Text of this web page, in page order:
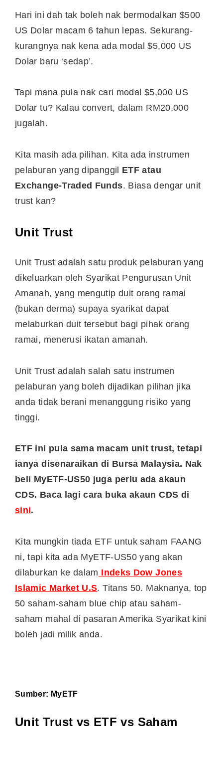
Hari ini dah tak boleh nak bermodalkan $500
US Dolar macam 6 tahun lepas. Sekurang-
kurangnya nak kena ada modal $5,000 US
Dolar baru ‘sedap’.
Tapi mana pula nak cari modal $5,000 US
Dolar tu? Kalau convert, dalam RM20,000
jugalah.
Kita masih ada pilihan. Kita ada instrumen
pelaburan yang dipanggil ETF atau
Exchange-Traded Funds. Biasa dengar unit
trust kan?
Unit Trust
Unit Trust adalah satu produk pelaburan yang
dikeluarkan oleh Syarikat Pengurusan Unit
Amanah, yang mengutip duit orang ramai
(bukan derma) supaya syarikat dapat
melaburkan duit tersebut bagi pihak orang
ramai, menerusi ikatan amanah.
Unit Trust adalah salah satu instrumen
pelaburan yang boleh dijadikan pilihan jika
anda tidak berani menanggung risiko yang
tinggi.
ETF ini pula sama macam unit trust, tetapi
ianya disenaraikan di Bursa Malaysia. Nak
beli MyETF-US50 juga perlu ada akaun
CDS. Baca lagi cara buka akaun CDS di
sini.
Kita mungkin tiada ETF untuk saham FAANG
ni, tapi kita ada MyETF-US50 yang akan
dilaburkan ke dalam Indeks Dow Jones
Islamic Market U.S. Titans 50. Maknanya, top
50 saham-saham blue chip atau saham-
saham mahal di pasaran Amerika Syarikat kini
boleh jadi milik anda.
Sumber: MyETF
Unit Trust vs ETF vs Saham